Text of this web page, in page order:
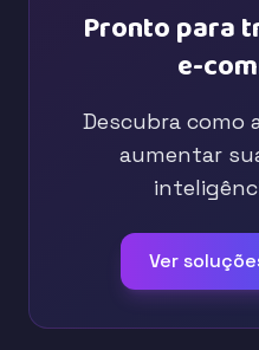
Pronto para
e-
Descubra como
aumentar
Ver